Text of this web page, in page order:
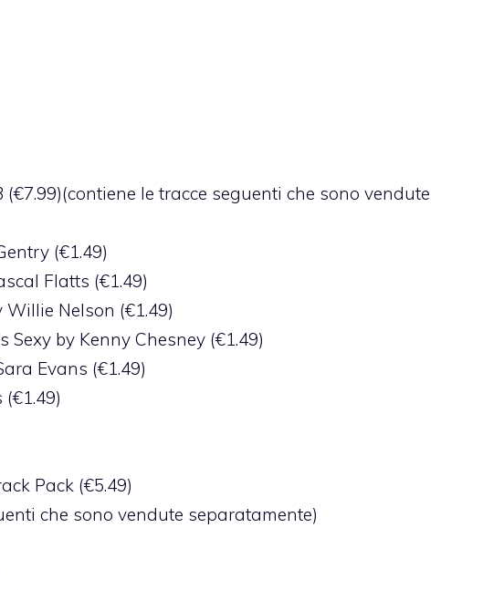
le tracce seguenti che sono vendute
(€1.49)
Flatts (€1.49)
Nelson (€1.49)
Sexy by Kenny Chesney (€1.49)
Evans (€1.49)
Pack (€5.49)
che sono vendute separatamente)